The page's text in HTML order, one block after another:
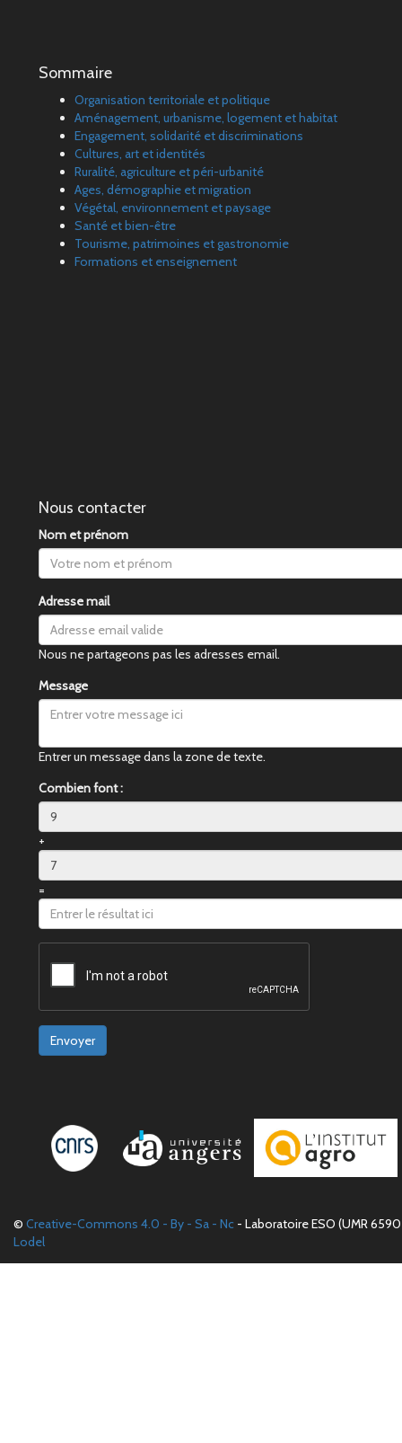
Sommaire
Organisation territoriale et politique
Aménagement, urbanisme, logement et habitat
Engagement, solidarité et discriminations
Cultures, art et identités
Ruralité, agriculture et péri-urbanité
Ages, démographie et migration
Végétal, environnement et paysage
Santé et bien-être
Tourisme, patrimoines et gastronomie
Formations et enseignement
Nous contacter
Nom et prénom
Adresse mail
Nous ne partageons pas les adresses email.
Message
Entrer un message dans la zone de texte.
Combien font :
+
=
Envoyer
© Creative-Commons 4.0 - By - Sa - Nc - Laboratoire ESO (UMR
Lodel